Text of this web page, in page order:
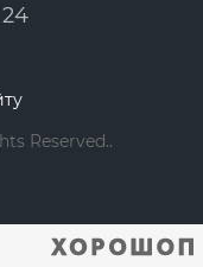
24
Reserved..